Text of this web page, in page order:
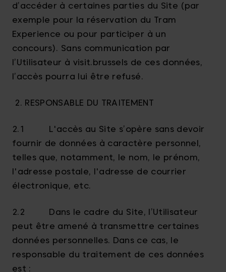
d’accéder à certaines parties du Site (par
exemple pour la réservation du Tram
Experience ou pour participer à un
concours). Sans communication par
l’Utilisateur à visit.brussels de ces données,
l’accès pourra lui être refusé.
2. RESPONSABLE DU TRAITEMENT
2.1 L'accès au Site s’opère sans devoir
fournir de données à caractère personnel,
telles que, notamment, le nom, le prénom,
l'adresse postale, l'adresse de courrier
électronique, etc.
2.2 Dans le cadre du Site, l’Utilisateur
peut être amené à transmettre certaines
données personnelles. Dans ce cas, le
responsable du traitement de ces données
est :